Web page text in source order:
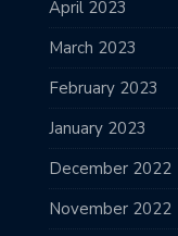
April 2023
March 2023
February 2023
January 2023
December 2022
November 2022